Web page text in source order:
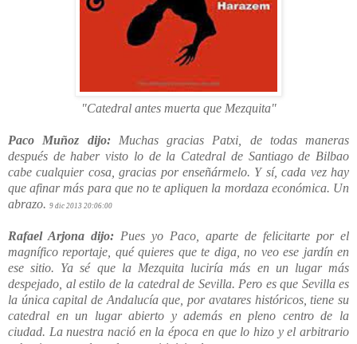
"Catedral antes muerta que Mezquita"
Paco Muñoz dijo:Muchas gracias Patxi, de todas maneras
después de haber visto lo de la Catedral de Santiago de Bilbao
cabe cualquier cosa, gracias por enseñármelo. Y sí, cada vez hay
que afinar más para que no te apliquen la mordaza económica. Un
abrazo. 9 dic 2013 20:06:00
Rafael Arjona dijo: Pues yo Paco, aparte de felicitarte por el
magnífico reportaje, qué quieres que te diga, no veo ese jardín en
ese sitio. Ya sé que la Mezquita luciría más en un lugar más
despejado, al estilo de la catedral de Sevilla. Pero es que Sevilla es
la única capital de Andalucía que, por avatares históricos, tiene su
catedral en un lugar abierto y además en pleno centro de la
ciudad. La nuestra nació en la época en que lo hizo y el arbitrario